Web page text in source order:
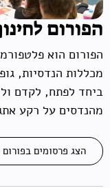
הפורום
הפורום הוא
מכללות הנדסיות,
ביחד לפתח, לקדם
מהנדסים על רקע
הצג פרסומים בפורום